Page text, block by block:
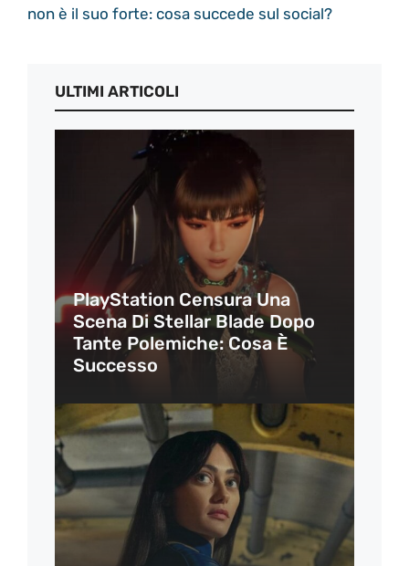
non è il suo forte: cosa succede sul social?
ULTIMI ARTICOLI
PlayStation Censura Una
Scena Di Stellar Blade Dopo
Tante Polemiche: Cosa È
Successo